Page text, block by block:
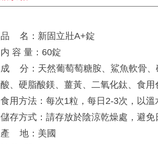
品 名：新固立壯A+錠
内 容 量：60錠
成 分：天然葡萄萄糖胺、鯊魚軟骨、
酸、硬脂酸鎂、薑黃、二氧化鈦、食
食用方法：每次1粒，每日2-3次，以
儲存方式：請存放於陰涼乾燥處，避
產 地：美國